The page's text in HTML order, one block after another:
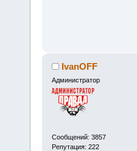
IvanOFF
Администратор
Сообщений: 3857
Репутация: 222